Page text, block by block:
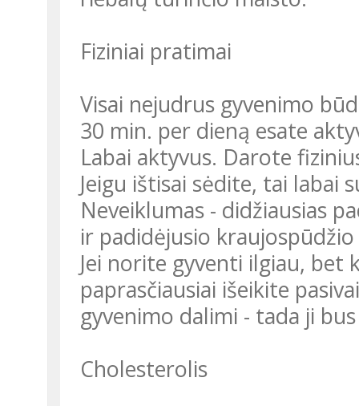
Fiziniai pratimai
Visai nejudrus gyvenimo
30 min. per dieną esate
Labai aktyvus. Darote
Jeigu ištisai sėdite, tai labai
Neveiklumas - didžiausias
ir padidėjusio
Jei norite gyventi ilgiau,
paprasčiausiai išeikite
gyvenimo dalimi - tada ji
Cholesterolis